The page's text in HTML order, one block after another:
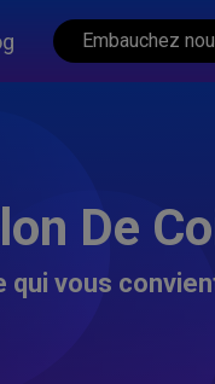
Embauchez
De
vous